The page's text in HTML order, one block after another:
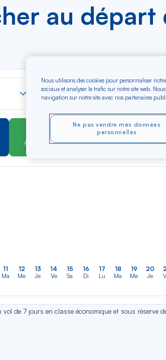
au départ
Rechercher
dans
liste
Vers
Pour aller vers
Aller / Retour —
OCT 2026
Dès 673 €*
Aller / Retour —
11
Ma
12
Me
13
Je
14
Ve
15
Sa
16
Di
17
Lu
18
Ma
19
Me
20
Je
de 7 jours en classe économique et sous réserve
Nous utilisons des cookies pour personnaliser
sociaux et analyser le trafic sur notre site web.
navigation sur notre site avec nos partenaires
Ne pas vendre mes données
personnelles